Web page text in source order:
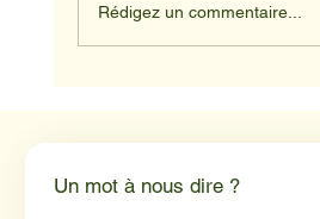
Rédigez un commentaire...
Un mot à nous dire ?